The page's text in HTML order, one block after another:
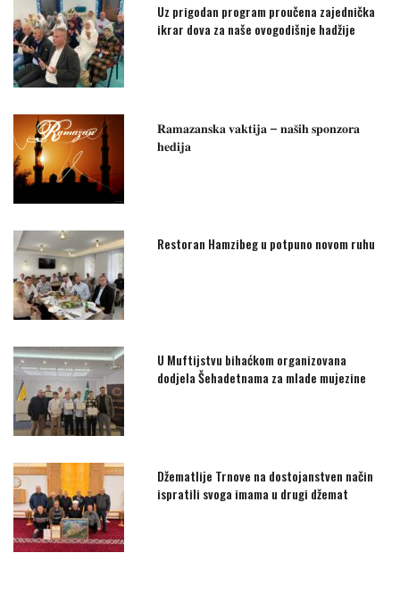
Uz prigodan program proučena zajednička
ikrar dova za naše ovogodišnje hadžije
𝐑𝐚𝐦𝐚𝐳𝐚𝐧𝐬𝐤𝐚 𝐯𝐚𝐤𝐭𝐢𝐣𝐚 – 𝐧𝐚𝐬̌𝐢𝐡 𝐬𝐩𝐨𝐧𝐳𝐨𝐫𝐚
𝐡𝐞𝐝𝐢𝐣𝐚
Restoran Hamzibeg u potpuno novom ruhu
U Muftijstvu bihaćkom organizovana
dodjela Šehadetnama za mlade mujezine
Džematlije Trnove na dostojanstven način
ispratili svoga imama u drugi džemat